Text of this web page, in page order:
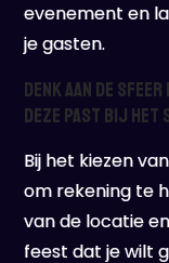
evenement en
je gasten.
Denk aan de
deze past bij
Bij het kiezen
om rekening te
van de locatie
feest dat je wilt